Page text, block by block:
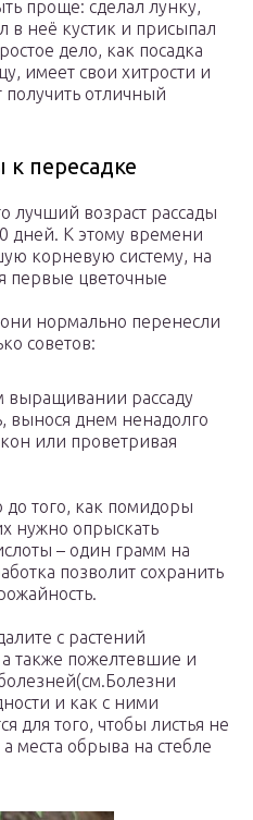
проще: сделал лунку,
в неё кустик и присыпал
дело, как посадка
имеет свои хитрости и
отличный
к пересадке
лучший возраст рассады
дней. К этому времени
корневую систему, на
первые цветочные
нормально перенесли
советов:
выращивании рассаду
вынося днем ненадолго
или проветривая
того, как помидоры
нужно опрыскать
– один грамм на
позволит сохранить
с растений
также пожелтевшие и
и как с ними
для того, чтобы листья не
места обрыва на стебле